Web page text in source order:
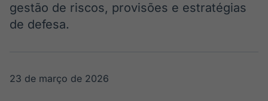
Broadcast
Broadcast
gestão de riscos, provisões e estratégias
de defesa.
23 de março de 2026